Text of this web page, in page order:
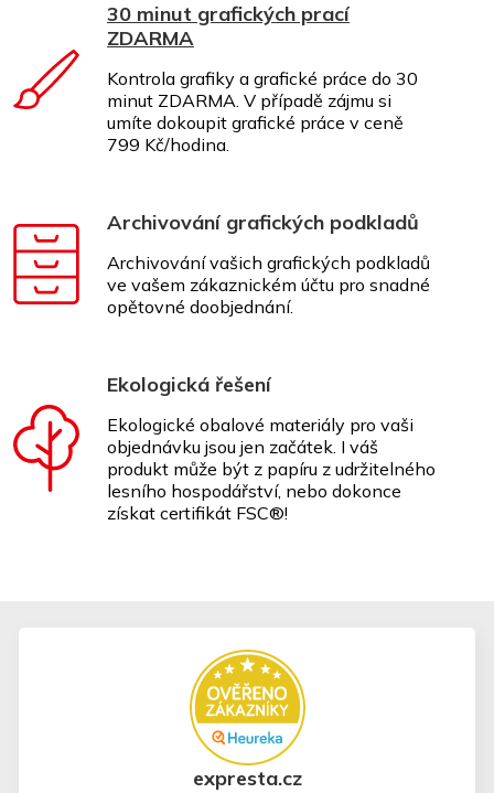
30 minut grafických prací
ZDARMA
Kontrola grafiky a grafické práce do 30
minut ZDARMA. V případě zájmu si
umíte dokoupit grafické práce v ceně
799 Kč/hodina.
Archivování grafických podkladů
Archivování vašich grafických podkladů
ve vašem zákaznickém účtu pro snadné
opětovné doobjednání.
Ekologická řešení
Ekologické obalové materiály pro vaši
objednávku jsou jen začátek. I váš
produkt může být z papíru z udržitelného
lesního hospodářství, nebo dokonce
získat certifikát FSC®!
expresta.cz